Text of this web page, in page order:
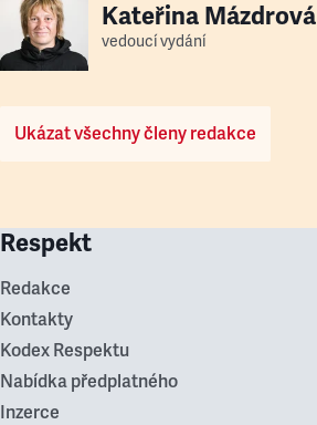
Kateřina Mázdrová
vedoucí vydání
Ukázat všechny členy redakce
Respekt
Redakce
Kontakty
Kodex Respektu
Nabídka předplatného
Inzerce